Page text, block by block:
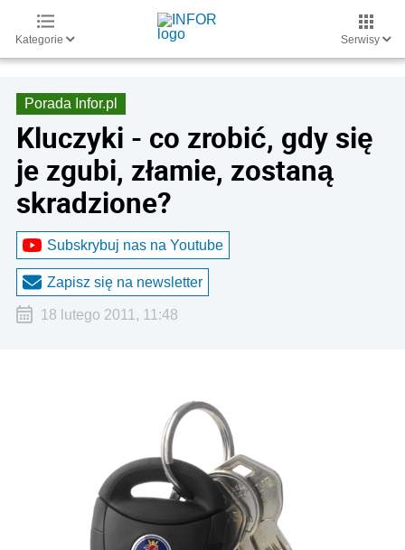
Kategorie Serwisy
Porada Infor.pl
Kluczyki - co zrobić, gdy się
je zgubi, złamie, zostaną
skradzione?
Subskrybuj nas na Youtube
Zapisz się na newsletter
18 lutego 2011, 11:48